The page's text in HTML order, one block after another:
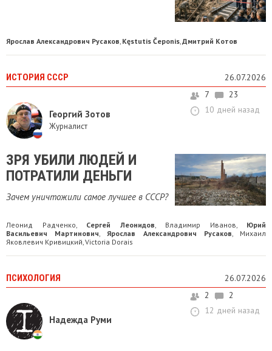
Ярослав Александрович Русаков, Kęstutis Čeponis,Дмитрий Котов
ИСТОРИЯ СССР 26.07.2026
Георгий Зотов
Журналист
7
23
10 дней назад
ЗРЯ УБИЛИ ЛЮДЕЙ И
ПОТРАТИЛИ ДЕНЬГИ
Зачем уничтожили самое лучшее в СССР?
Леонид Радченко, Сергей Леонидов, Владимир Иванов, Юрий
Васильевич Мартинович,Ярослав Александрович Русаков, Михаил
Яковлевич Кривицкий,Victoria Dorais
ПСИХОЛОГИЯ 26.07.2026
Надежда Руми
2
2
12 дней назад